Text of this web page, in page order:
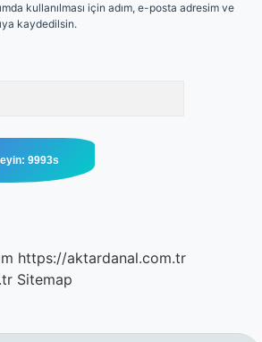
kullanılması için adım, e-posta adresim ve
kaydedilsin.
https://aktardanal.com.tr
Sitemap